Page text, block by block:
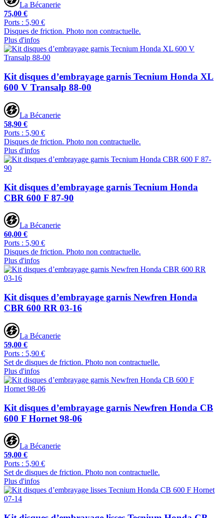
La Bécanerie
75,00 €
Ports : 5,90 €
Disques de friction. Photo non contractuelle.
Plus d'infos
Kit disques d’embrayage garnis Tecnium Honda XL
600 V Transalp 88-00
La Bécanerie
58,90 €
Ports : 5,90 €
Disques de friction. Photo non contractuelle.
Plus d'infos
Kit disques d’embrayage garnis Tecnium Honda
CBR 600 F 87-90
La Bécanerie
60,00 €
Ports : 5,90 €
Disques de friction. Photo non contractuelle.
Plus d'infos
Kit disques d’embrayage garnis Newfren Honda
CBR 600 RR 03-16
La Bécanerie
59,00 €
Ports : 5,90 €
Set de disques de friction. Photo non contractuelle.
Plus d'infos
Kit disques d’embrayage garnis Newfren Honda CB
600 F Hornet 98-06
La Bécanerie
59,00 €
Ports : 5,90 €
Set de disques de friction. Photo non contractuelle.
Plus d'infos